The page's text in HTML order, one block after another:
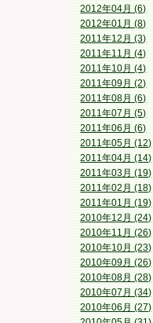
2012年04月 (6)
2012年01月 (8)
2011年12月 (3)
2011年11月 (4)
2011年10月 (4)
2011年09月 (2)
2011年08月 (6)
2011年07月 (5)
2011年06月 (6)
2011年05月 (12)
2011年04月 (14)
2011年03月 (19)
2011年02月 (18)
2011年01月 (19)
2010年12月 (24)
2010年11月 (26)
2010年10月 (23)
2010年09月 (26)
2010年08月 (28)
2010年07月 (34)
2010年06月 (27)